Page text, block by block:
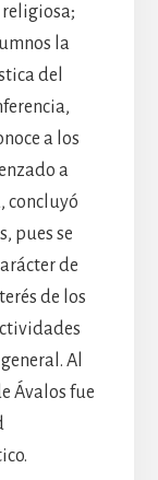
la
del
a los
a
concluyó
pues se
de
de los
Al
Ávalos fue